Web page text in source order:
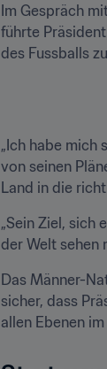
Im Gespräch
führte
des Fussballs
„Ich habe mich
von seinen
Land in die
„Sein Ziel, sich
der Welt sehen
Das Männer-
sicher, dass
allen Ebenen